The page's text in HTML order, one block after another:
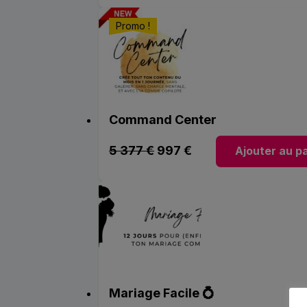
Promo !
Command Center
5 377€ prix
377 €.
997 € Ajouter au
Mariage Facile 💍